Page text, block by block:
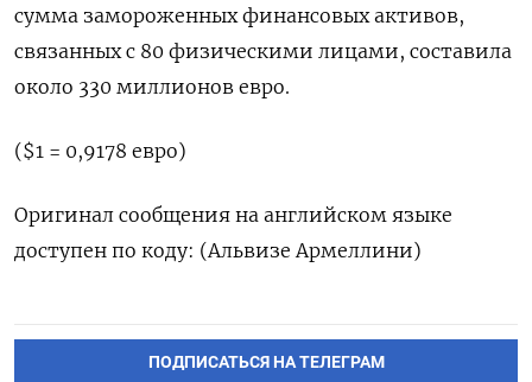
сумма замороженных финансовых активов,
связанных с 80 физическими лицами, составила
около 330 миллионов евро.
($1 = 0,9178 евро)
Оригинал сообщения на английском языке
доступен по коду: (Альвизе Армеллини)
ПОДПИСАТЬСЯ НА ТЕЛЕГРАМ